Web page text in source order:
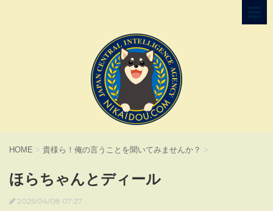
HOME > 貴様ら！俺の言うことを聞いてみませんか？ >
ほらちゃんとディール
2025/04/08 07:27